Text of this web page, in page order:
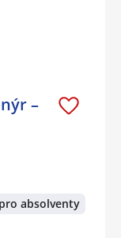
–
absolventy